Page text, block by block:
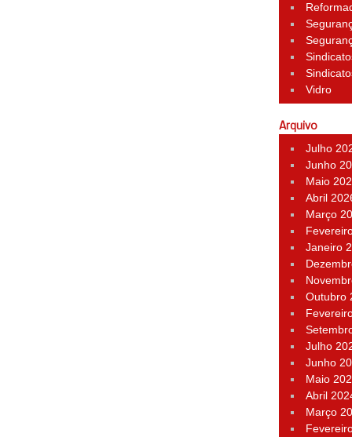
Vidro
Arquivo
Julho
Junho
Maio
Abril
Março
Janeiro
Outubro
Julho
Junho
Maio
Abril
Março